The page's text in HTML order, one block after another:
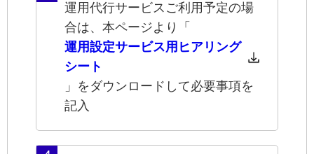
運用代行サービスご利用予定の場
合は、本ページより「
運用設定サービス用ヒアリング
シート
」をダウンロードして必要事項を
記入